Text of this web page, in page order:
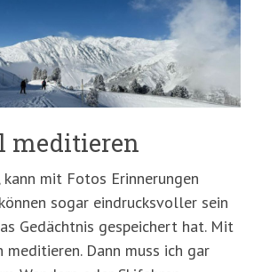
meditieren
mit Fotos Erinnerungen
sogar eindrucksvoller sein
Gedächtnis gespeichert hat. Mit
meditieren. Dann muss ich gar